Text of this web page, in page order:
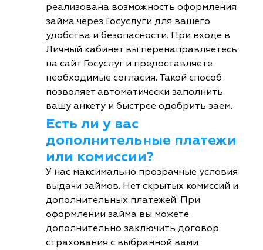
реализована возможность оформления
займа через Госуслуги для вашего
удобства и безопасности. При входе в
Личный кабинет вы перенаправляетесь
на сайт Госуслуг и предоставляете
необходимые согласия. Такой способ
позволяет автоматически заполнить
вашу анкету и быстрее одобрить заем.
Есть ли у вас
дополнительные платежи
или комиссии?
У нас максимально прозрачные условия
выдачи займов. Нет скрытых комиссий и
дополнительных платежей. При
оформлении займа вы можете
дополнительно заключить договор
страхования с выбранной вами